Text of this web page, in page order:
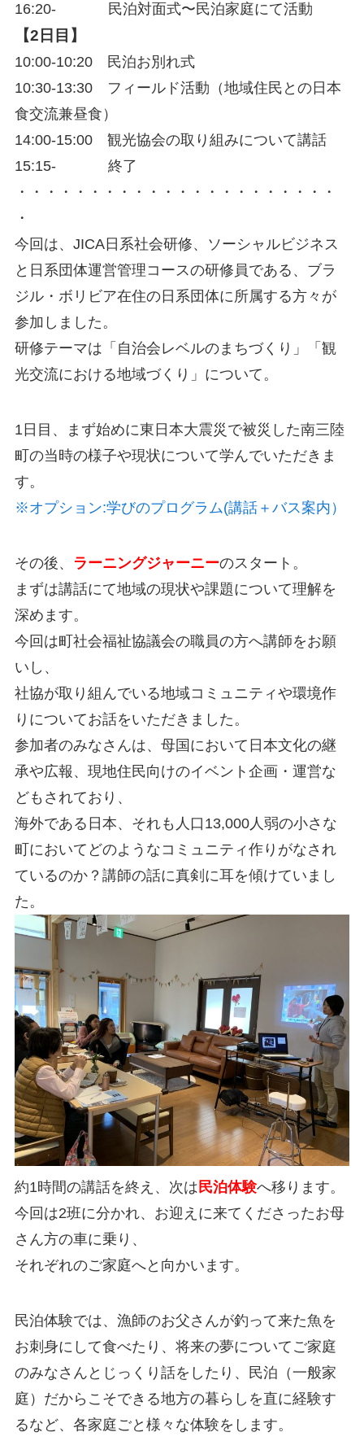
16:20- 民泊対面式〜民泊家庭にて活動
【2日目】
10:00-10:20 民泊お別れ式
10:30-13:30 フィールド活動（地域住民との日本
食交流兼昼食）
14:00-15:00 観光協会の取り組みについて講話
15:15- 終了
・・・・・・・・・・・・・・・・・・・・・・
・
今回は、JICA日系社会研修、ソーシャルビジネス
と日系団体運営管理コースの研修員である、ブラ
ジル・ボリビア在住の日系団体に所属する方々が
参加しました。
研修テーマは「自治会レベルのまちづくり」「観
光交流における地域づくり」について。
1日目、まず始めに東日本大震災で被災した南三陸
町の当時の様子や現状について学んでいただきま
す。
※オプション:学びのプログラム(講話＋バス案内）
その後、 ラーニングジャーニーのスタート。
まずは講話にて地域の現状や課題について理解を
深めます。
今回は町社会福祉協議会の職員の方へ講師をお願
いし、
社協が取り組んでいる地域コミュニティや環境作
りについてお話をいただきました。
参加者のみなさんは、母国において日本文化の継
承や広報、現地住民向けのイベント企画・運営な
どもされており、
海外である日本、それも人口13,000人弱の小さな
町においてどのようなコミュニティ作りがなされ
ているのか？講師の話に真剣に耳を傾けていまし
た。
約1時間の講話を終え、次は 民泊体験へ移ります。
今回は2班に分かれ、お迎えに来てくださったお母
さん方の車に乗り、
それぞれのご家庭へと向かいます。
民泊体験では、漁師のお父さんが釣って来た魚を
お刺身にして食べたり、将来の夢についてご家庭
のみなさんとじっくり話をしたり、民泊（一般家
庭）だからこそできる地方の暮らしを直に経験す
るなど、各家庭ごと様々な体験をします。